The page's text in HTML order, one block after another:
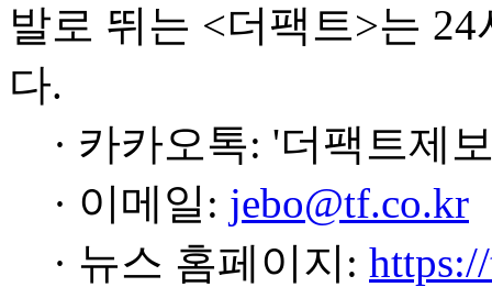
발로 뛰는 <더팩트>는
다.
· 카카오톡: '더팩트제
· 이메일: jebo@tf.co.kr
· 뉴스 홈페이지: